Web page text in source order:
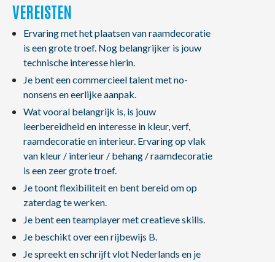
VEREISTEN
Ervaring met het plaatsen van raamdecoratie
is een grote troef. Nog belangrijker is jouw
technische interesse hierin.
Je bent een commercieel talent met no-
nonsens en eerlijke aanpak.
Wat vooral belangrijk is, is jouw
leerbereidheid en interesse in kleur, verf,
raamdecoratie en interieur. Ervaring op vlak
van kleur / interieur / behang / raamdecoratie
is een zeer grote troef.
Je toont flexibiliteit en bent bereid om op
zaterdag te werken.
Je bent een teamplayer met creatieve skills.
Je beschikt over een rijbewijs B.
Je spreekt en schrijft vlot Nederlands en je